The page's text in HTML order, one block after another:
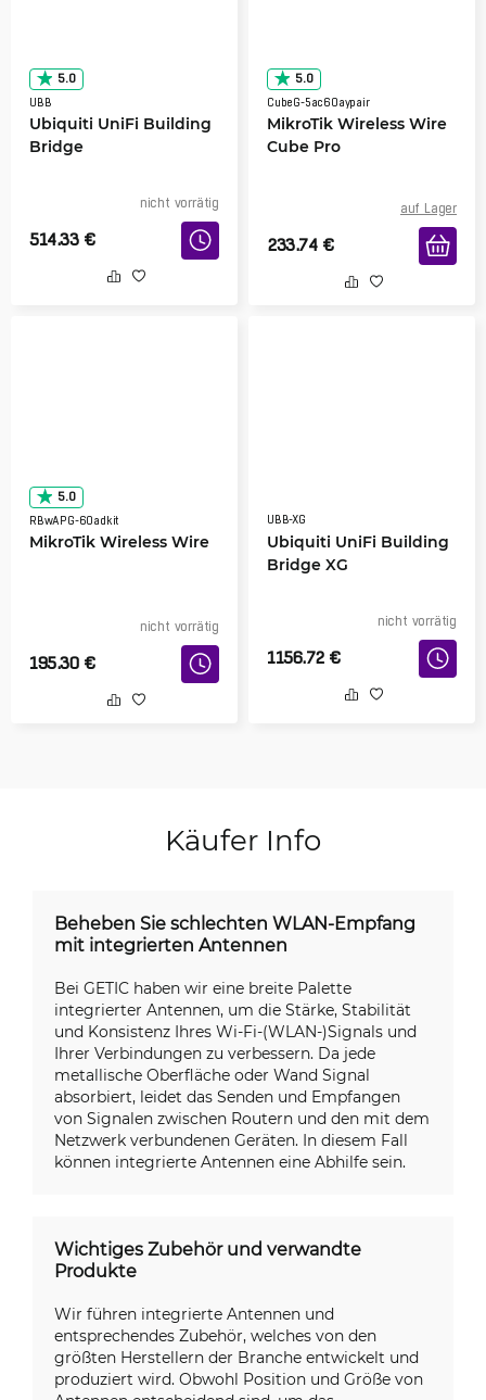
5.0
UBB
Ubiquiti UniFi Building
Bridge
nicht vorrätig
514.33 €
5.0
CubeG-5ac60aypair
MikroTik Wireless Wire
Cube Pro
auf Lager
233.74 €
5.0
RBwAPG-60adkit
MikroTik Wireless Wire
nicht vorrätig
195.30 €
UBB-XG
Ubiquiti UniFi Building
Bridge XG
nicht vorrätig
1156.72 €
Käufer Info
Beheben Sie schlechten WLAN-Empfang
mit integrierten Antennen
Bei GETIC haben wir eine breite Palette
integrierter Antennen, um die Stärke, Stabilität
und Konsistenz Ihres Wi-Fi-(WLAN-)Signals und
Ihrer Verbindungen zu verbessern. Da jede
metallische Oberfläche oder Wand Signal
absorbiert, leidet das Senden und Empfangen
von Signalen zwischen Routern und den mit dem
Netzwerk verbundenen Geräten. In diesem Fall
können integrierte Antennen eine Abhilfe sein.
Wichtiges Zubehör und verwandte
Produkte
Wir führen integrierte Antennen und
entsprechendes Zubehör, welches von den
größten Herstellern der Branche entwickelt und
produziert wird. Obwohl Position und Größe von